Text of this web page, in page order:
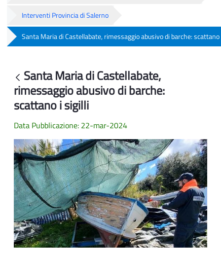
Interventi Provincia di Salerno
Santa Maria di Castellabate, rimessaggio abusivo di barche:
Indietro
Santa Maria di Castellabate,
rimessaggio abusivo di barche:
scattano i sigilli
Data Pubblicazione: 22-mar-2024